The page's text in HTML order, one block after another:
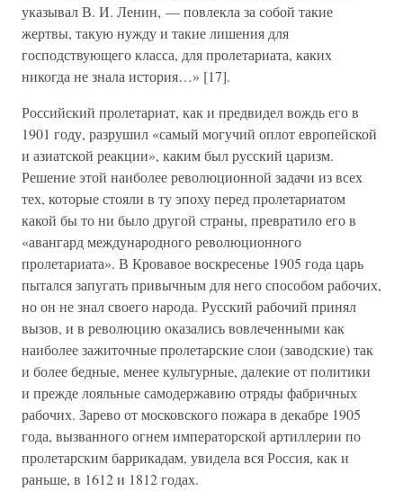
указывал В. И. Ленин, — повлекла за собой такие
жертвы, такую нужду и такие лишения для
господствующего класса, для пролетариата, каких
никогда не знала история…» [17].
Российский пролетариат, как и предвидел вождь его в
1901 году, разрушил «самый могучий оплот европейской
и азиатской реакции», каким был русский царизм.
Решение этой наиболее революционной задачи из всех
тех, которые стояли в ту эпоху перед пролетариатом
какой бы то ни было другой страны, превратило его в
«авангард международного революционного
пролетариата». В Кровавое воскресенье 1905 года царь
пытался запугать привычным для него способом рабочих,
но он не знал своего народа. Русский рабочий принял
вызов, и в революцию оказались вовлеченными как
наиболее зажиточные пролетарские слои (заводские) так
и более бедные, менее культурные, далекие от политики
и прежде лояльные самодержавию отряды фабричных
рабочих. Зарево от московского пожара в декабре 1905
года, вызванного огнем императорской артиллерии по
пролетарским баррикадам, увидела вся Россия, как и
раньше, в 1612 и 1812 годах.